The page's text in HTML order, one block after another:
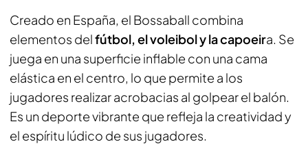
Creado en España, el Bossaball combina
elementos delfútbol, el voleibol y la capoeira. Se
juega en una superficie inflable con una cama
elástica en el centro, lo que permite a los
jugadores realizar acrobacias al golpear el balón.
Es un deporte vibrante que refleja la creatividad y
el espíritu lúdico de sus jugadores.